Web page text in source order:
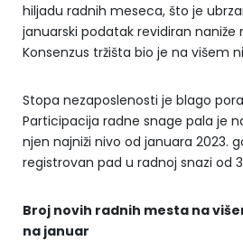
hiljadu radnih meseca, što je
januarski podatak revidiran naniže
Konsenzus tržišta bio je na višem
Stopa nezaposlenosti je blago
Participacija radne snage pala je
njen najniži nivo od januara 2023.
registrovan pad u radnoj snazi od
Broj novih radnih mesta na
na januar